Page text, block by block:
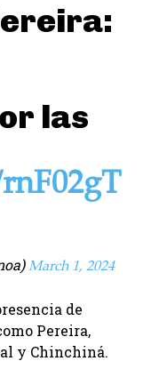
las
March 1, 2024
de
Pereira,
y Chinchiná.